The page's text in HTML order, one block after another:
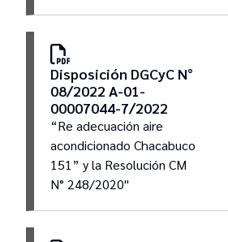
Disposición DGCyC N°
08/2022 A-01-
00007044-7/2022
“Re adecuación aire
acondicionado Chacabuco
151” y la Resolución CM
N° 248/2020"